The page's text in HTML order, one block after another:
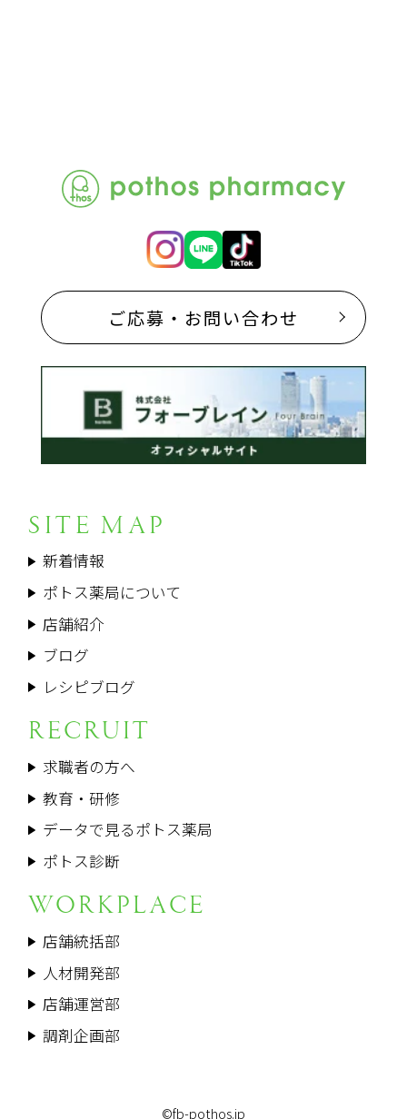
ご応募・お問い合わせ
SITE MAP
新着情報
ポトス薬局について
店舗紹介
ブログ
レシピブログ
RECRUIT
求職者の方へ
教育・研修
データで見るポトス薬局
ポトス診断
WORKPLACE
店舗統括部
人材開発部
店舗運営部
調剤企画部
©fb-pothos.jp